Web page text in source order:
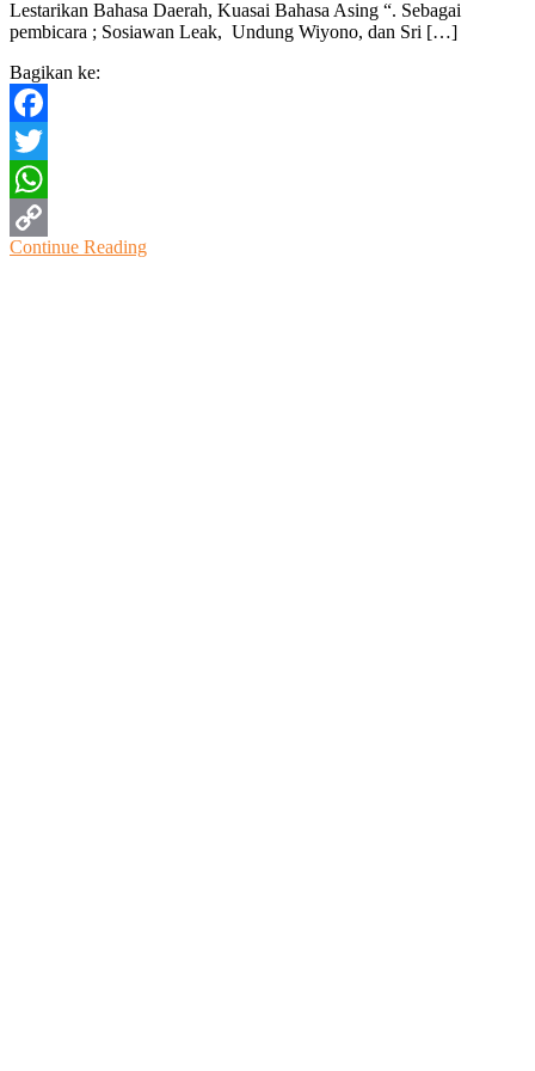
Lestarikan Bahasa Daerah, Kuasai Bahasa Asing “. Sebagai
pembicara ; Sosiawan Leak, Undung Wiyono, dan Sri […]
Bagikan ke:
Facebook
Twitter
WhatsApp
Copy
Continue Reading